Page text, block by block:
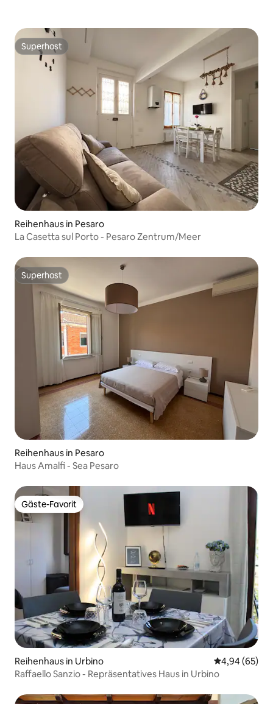
Superhost
Superhost
Reihenhaus in Pesaro
La Casetta sul Porto - Pesaro Zentrum/Meer
Superhost
Superhost
Reihenhaus in Pesaro
Haus Amalfi - Sea Pesaro
Gäste-Favorit
Gäste-Favorit
Reihenhaus in Urbino
4,94 (65)
Raffaello Sanzio - Repräsentatives Haus in Urbino